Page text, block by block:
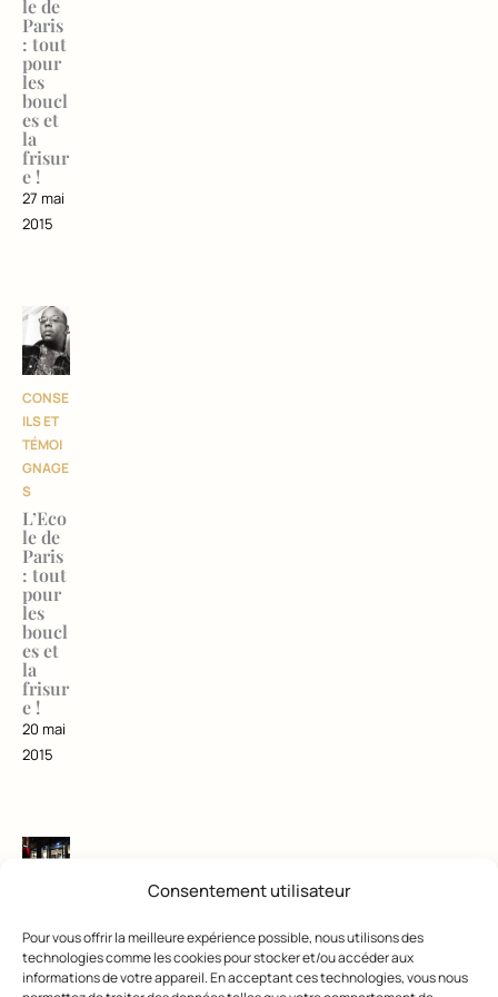
Consentement utilisateur
Pour vous offrir la meilleure expérience possible, nous utilisons des
technologies comme les cookies pour stocker et/ou accéder aux
informations de votre appareil. En acceptant ces technologies, vous nous
le de
Paris
: tout
pour
les
boucl
es et
la
frisur
e !
27 mai
2015
CONSE
ILS ET
TÉMOI
GNAGE
S
L’Eco
le de
Paris
: tout
pour
les
boucl
es et
la
frisur
e !
20 mai
2015
TÉMOI
GNAGE
S